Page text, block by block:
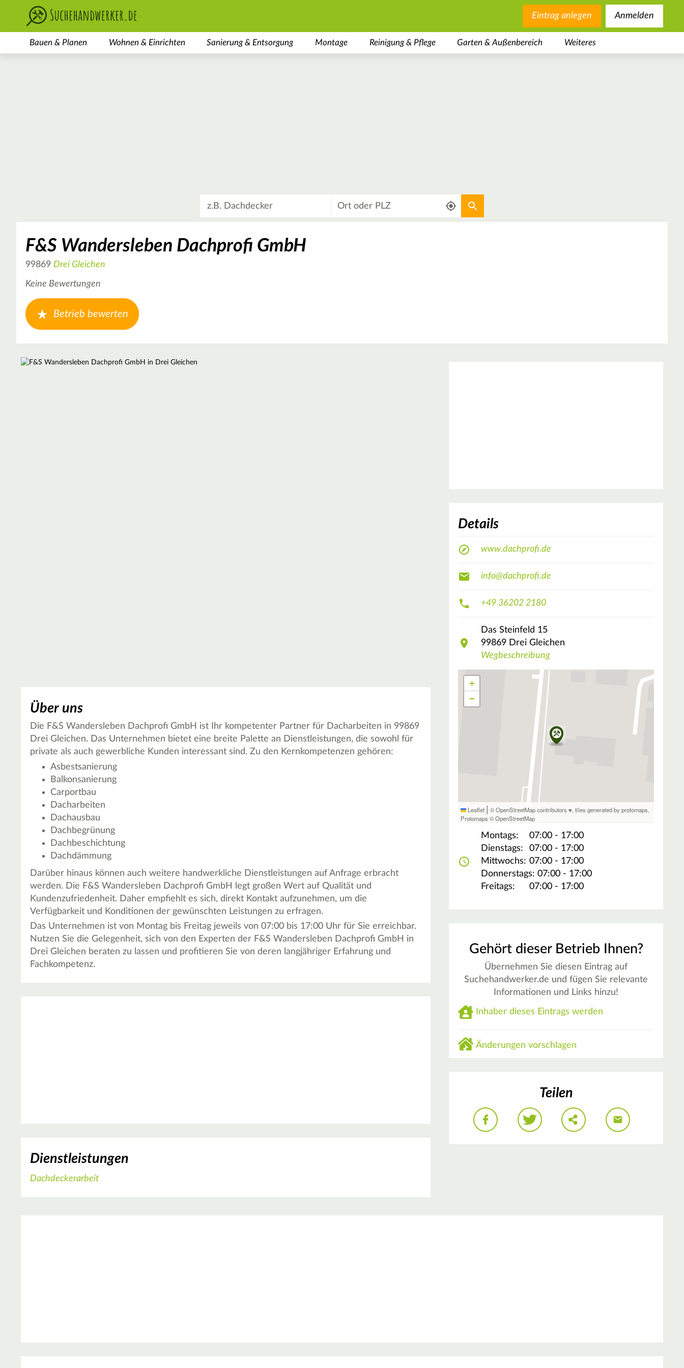
Eintrag anlegen Anmelden
Bauen & Planen Wohnen & Einrichten Sanierung & Entsorgung Montage Reinigung & Pflege Garten & Außenbereich Weiteres
Aktuellen Standort verwenden
F&S Wandersleben Dachprofi GmbH
99869 Drei Gleichen
Keine Bewertungen
Betrieb bewerten
Über uns
Die F&S Wandersleben Dachprofi GmbH ist Ihr kompetenter Partner für Dacharbeiten in 99869
Drei Gleichen. Das Unternehmen bietet eine breite Palette an Dienstleistungen, die sowohl für
private als auch gewerbliche Kunden interessant sind. Zu den Kernkompetenzen gehören:
Asbestsanierung
Balkonsanierung
Carportbau
Dacharbeiten
Dachausbau
Dachbegrünung
Dachbeschichtung
Dachdämmung
Darüber hinaus können auch weitere handwerkliche Dienstleistungen auf Anfrage erbracht
werden. Die F&S Wandersleben Dachprofi GmbH legt großen Wert auf Qualität und
Kundenzufriedenheit. Daher empfiehlt es sich, direkt Kontakt aufzunehmen, um die
Verfügbarkeit und Konditionen der gewünschten Leistungen zu erfragen.
Das Unternehmen ist von Montag bis Freitag jeweils von 07:00 bis 17:00 Uhr für Sie erreichbar.
Nutzen Sie die Gelegenheit, sich von den Experten der F&S Wandersleben Dachprofi GmbH in
Drei Gleichen beraten zu lassen und profitieren Sie von deren langjähriger Erfahrung und
Fachkompetenz.
Dienstleistungen
Dachdeckerarbeit
Details
www.dachprofi.de
info@dachprofi.de
+49 36202 2180
Das Steinfeld 15
99869 Drei Gleichen
Wegbeschreibung
+
−
Leaflet | © OpenStreetMap contributors ♥,tiles generated by protomaps,
Protomaps ©OpenStreetMap
Montags:
07:00 - 17:00
Dienstags:
07:00 - 17:00
Mittwochs: 07:00 - 17:00
Donnerstags: 07:00 - 17:00
Freitags:
07:00 - 17:00
Gehört dieser Betrieb Ihnen?
Übernehmen Sie diesen Eintrag auf
Suchehandwerker.de und fügen Sie relevante
Informationen und Links hinzu!
Inhaber dieses Eintrags werden
Änderungen vorschlagen
Teilen